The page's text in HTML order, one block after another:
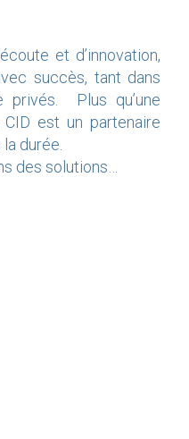
et d’innovation,
succès, tant dans
privés. Plus qu’une
est un partenaire
durée.
des solutions…